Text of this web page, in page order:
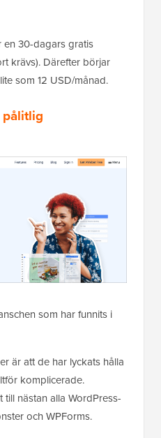
en 30-dagars gratis
krävs). Därefter börjar
som 12 USD/månad.
som har funnits i
är att de har lyckats hålla
komplicerade.
nästan alla WordPress-
och WPForms.